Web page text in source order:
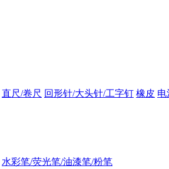
直尺/卷尺 回形针/大头针/工字钉 橡皮 电
水彩笔/荧光笔/油漆笔/粉笔